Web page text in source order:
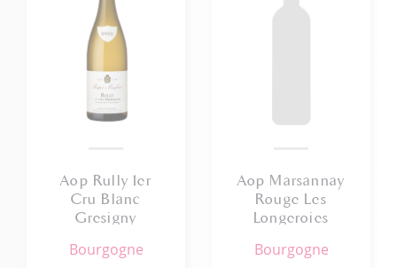
Aop Rully 1er
Cru Blanc
Gresigny
Maufoux 2023
bourgogne
Aop Marsannay
Rouge Les
Longeroies
2023 75cl
bourgogne